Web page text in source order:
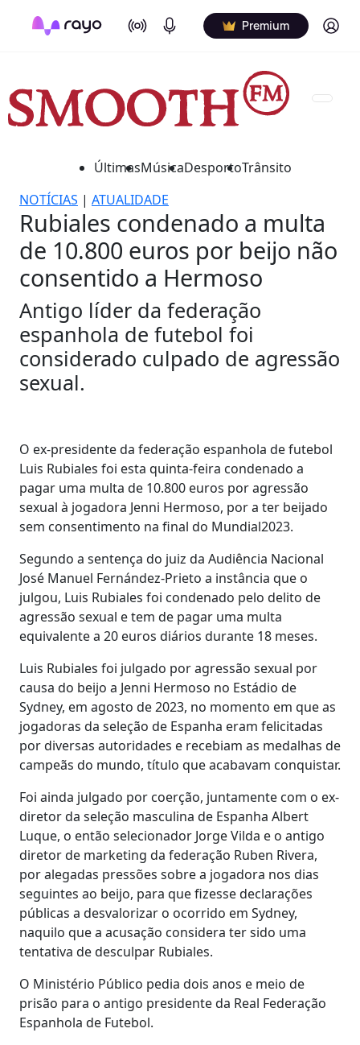
On Air Podcasts Premium Log in
ÚltimasMúsicaDesportoTrânsito
NOTÍCIAS | ATUALIDADE
Rubiales condenado a multa
de 10.800 euros por beijo não
consentido a Hermoso
Antigo líder da federação
espanhola de futebol foi
considerado culpado de agressão
sexual.
O ex-presidente da federação espanhola de futebol
Luis Rubiales foi esta quinta-feira condenado a
pagar uma multa de 10.800 euros por agressão
sexual à jogadora Jenni Hermoso, por a ter beijado
sem consentimento na final do Mundial2023.
Segundo a sentença do juiz da Audiência Nacional
José Manuel Fernández-Prieto a instância que o
julgou, Luis Rubiales foi condenado pelo delito de
agressão sexual e tem de pagar uma multa
equivalente a 20 euros diários durante 18 meses.
Luis Rubiales foi julgado por agressão sexual por
causa do beijo a Jenni Hermoso no Estádio de
Sydney, em agosto de 2023, no momento em que as
jogadoras da seleção de Espanha eram felicitadas
por diversas autoridades e recebiam as medalhas de
campeãs do mundo, título que acabavam conquistar.
Foi ainda julgado por coerção, juntamente com o ex-
diretor da seleção masculina de Espanha Albert
Luque, o então selecionador Jorge Vilda e o antigo
diretor de marketing da federação Ruben Rivera,
por alegadas pressões sobre a jogadora nos dias
seguintes ao beijo, para que fizesse declarações
públicas a desvalorizar o ocorrido em Sydney,
naquilo que a acusação considera ter sido uma
tentativa de desculpar Rubiales.
O Ministério Público pedia dois anos e meio de
prisão para o antigo presidente da Real Federação
Espanhola de Futebol.